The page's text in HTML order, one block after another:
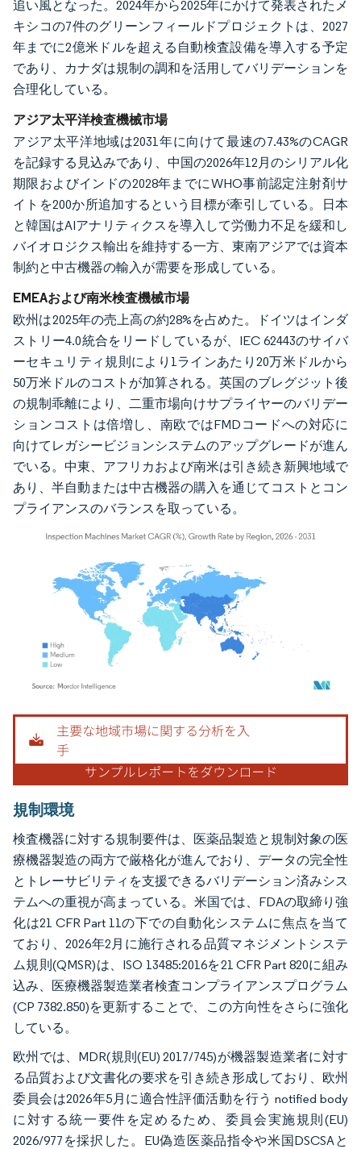
追い風となった。2024年から2025年にかけて発表されたメ
キシコの7件のグリーンフィールドプロジェクトは、2027
年までに2億米ドルを超える自動検査設備を導入する予定
であり、カナダは規制の調和を活用してバリデーションを
合理化している。
アジア太平洋検査機械市場
アジア太平洋地域は2031年に向けて最速の7.43%のCAGR
を記録する見込みであり、中国の2026年12月のシリアル化
期限およびインドの2028年までにWHO事前認定注射剤サ
イトを200か所追加するという目標が牽引している。日本
と韓国はAIアナリティクスを導入して労働力不足を緩和し
バイオロジクス輸出を維持する一方、東南アジアでは資本
制約と中古機器の輸入が需要を形成している。
EMEAおよび南米検査機械市場
欧州は2025年の売上高の約28%を占めた。ドイツはインダ
ストリー4.0統合をリードしているが、IEC 62443のサイバ
ーセキュリティ規則により1ラインあたり20万米ドルから
50万米ドルのコストが加算される。英国のブレグジット後
の規制乖離により、二重市場向けサプライヤーのバリデー
ションコストは倍増し、南欧ではFMDコードへの対応に
向けてレガシービジョンシステムのアップグレードが進ん
でいる。中東、アフリカおよび南米は引き続き新興地域で
あり、半自動または中古機器の購入を通じてコストとコン
プライアンスのバランスを取っている。
画像 © Mordor Intelligence。再利用にはCC BY 4.0の表示が必要です。
規制環境
検査機器に対する規制要件は、医薬品製造と規制対象の医
療機器製造の両方で厳格化が進んでおり、データの完全性
とトレーサビリティを支援できるバリデーション済みシス
テムへの重視が高まっている。米国では、FDAの取締り強
化は21 CFR Part 11の下での自動化システムに焦点を当て
ており、2026年2月に施行される品質マネジメントシステ
ム規則(QMSR)は、ISO 13485:2016を21 CFR Part 820に組み
込み、医療機器製造業者検査コンプライアンスプログラム
(CP 7382.850)を更新することで、この方向性をさらに強化
している。
欧州では、MDR(規則(EU) 2017/745)が機器製造業者に対す
る品質および文書化の要求を引き続き形成しており、欧州
委員会は2026年5月に適合性評価活動を行う notified body
に対する統一要件を定めるため、委員会実施規則(EU)
2026/977を採択した。EU偽造医薬品指令や米国DSCSAと